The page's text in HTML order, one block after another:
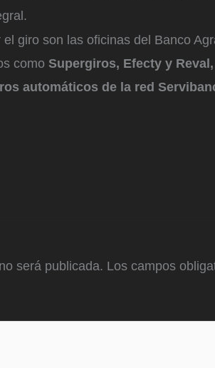
giro son las oficinas del Banco
como Supergiros, Efecty y
automáticos de la red
será publicada. Los campos